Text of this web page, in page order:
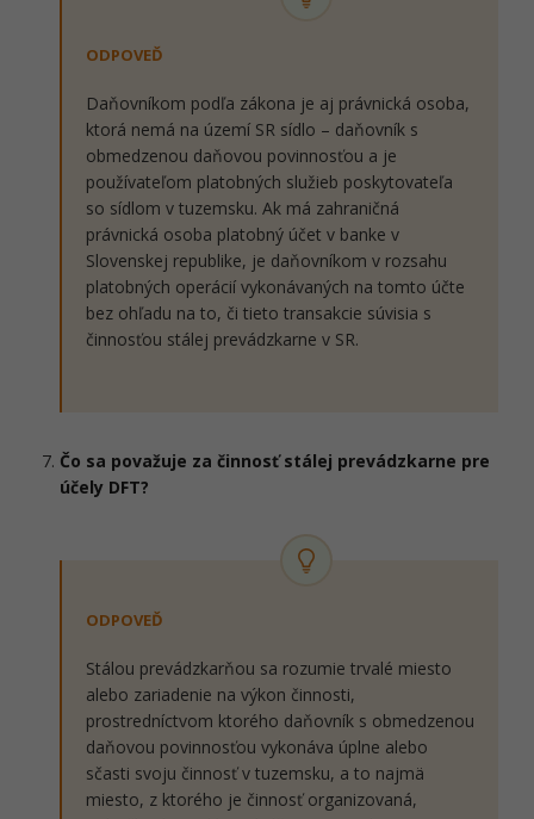
ODPOVEĎ
Daňovníkom podľa zákona je aj právnická osoba,
ktorá nemá na území SR sídlo – daňovník s
obmedzenou daňovou povinnosťou a je
používateľom platobných služieb poskytovateľa
so sídlom v tuzemsku. Ak má zahraničná
právnická osoba platobný účet v banke v
Slovenskej republike, je daňovníkom v rozsahu
platobných operácií vykonávaných na tomto účte
bez ohľadu na to, či tieto transakcie súvisia s
činnosťou stálej prevádzkarne v SR.
Čo sa považuje za činnosť stálej prevádzkarne pre
účely DFT?
ODPOVEĎ
Stálou prevádzkarňou sa rozumie trvalé miesto
alebo zariadenie na výkon činnosti,
prostredníctvom ktorého daňovník s obmedzenou
daňovou povinnosťou vykonáva úplne alebo
sčasti svoju činnosť v tuzemsku, a to najmä
miesto, z ktorého je činnosť organizovaná,